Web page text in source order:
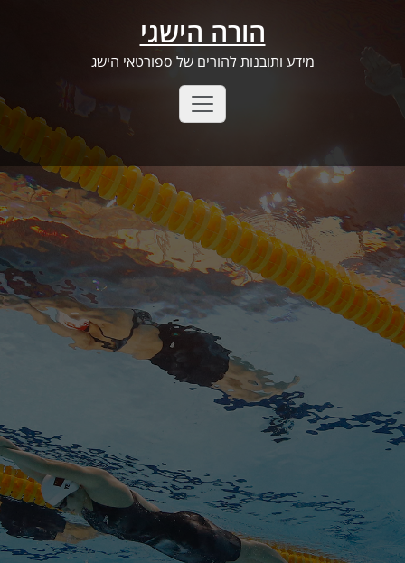
content
הורה הישגי
מידע ותובנות להורים של ספורטאי הישג